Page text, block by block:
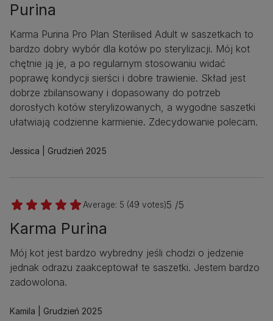
Purina
Karma Purina Pro Plan Sterilised Adult w saszetkach to
bardzo dobry wybór dla kotów po sterylizacji. Mój kot
chętnie ją je, a po regularnym stosowaniu widać
poprawę kondycji sierści i dobre trawienie. Skład jest
dobrze zbilansowany i dopasowany do potrzeb
dorosłych kotów sterylizowanych, a wygodne saszetki
ułatwiają codzienne karmienie. Zdecydowanie polecam.
Jessica Grudzień 2025
Average: 5 (49 votes)5 /5
Karma Purina
Mój kot jest bardzo wybredny jeśli chodzi o jedzenie
jednak odrazu zaakceptował te saszetki. Jestem bardzo
zadowolona.
Kamila Grudzień 2025